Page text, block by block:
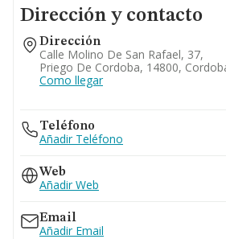
Dirección y contacto
Dirección
Calle Molino De San Rafael, 37,
Priego De Cordoba, 14800,
Como llegar
Teléfono
Añadir Teléfono
Web
Añadir Web
Email
Añadir Email